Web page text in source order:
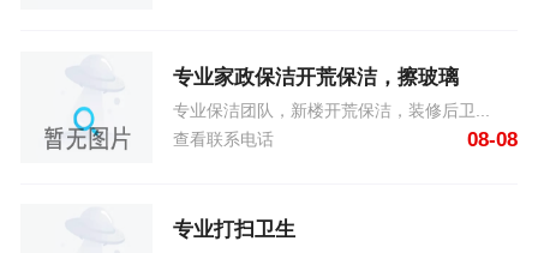
专业家政保洁开荒保洁，擦玻璃
专业保洁团队，新楼开荒保洁，装修后卫...
查看联系电话
08-08
专业打扫卫生